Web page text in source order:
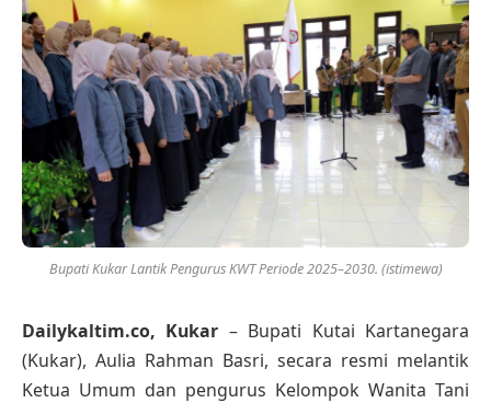
Bupati Kukar Lantik Pengurus KWT Periode 2025–2030. (istimewa)
Dailykaltim.co, Kukar – Bupati Kutai Kartanegara
(Kukar), Aulia Rahman Basri, secara resmi melantik
Ketua Umum dan pengurus Kelompok Wanita Tani